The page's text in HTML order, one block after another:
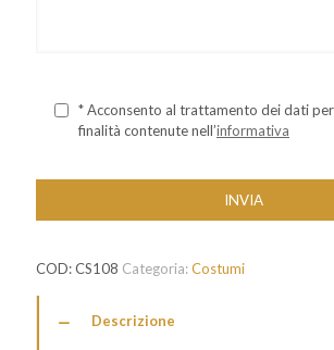
* Acconsento al trattamento dei dati
finalità contenute nell’informativa
COD:CS108 Categoria:Costumi
Descrizione